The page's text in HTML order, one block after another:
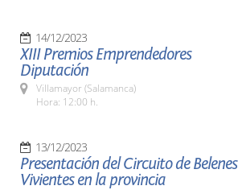
14/12/2023
XIII Premios Emprendedores
Diputación
Villamayor (Salamanca)
Hora: 12:00 h.
13/12/2023
Presentación del Circuito de Belenes
Vivientes en la provincia